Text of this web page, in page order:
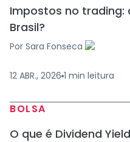
Impostos no trading:
Brasil?
Por Sara Fonseca
12 ABR., 2026 1 min leitura
BOLSA
O que é Dividend